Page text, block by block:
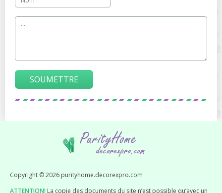
SOUMETTRE
Copyright © 2026 purityhome.decorexpro.com
ATTENTION! La copie des documents du site n’est possible qu’avec un